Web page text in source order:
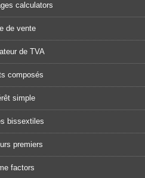
calculators
de vente
de TVA
composés
simple
bissextiles
premiers
factors